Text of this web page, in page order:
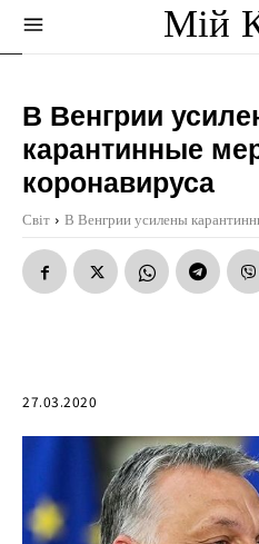
Мій
В Венгрии
карантинные
коронавируса
Світ В Венгрии усилены
27.03.2020